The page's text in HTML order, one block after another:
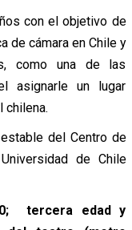
con el objetivo de
de cámara en Chile y
como una de las
asignarle un lugar
chilena.
del Centro de
de Chile
tercera edad y